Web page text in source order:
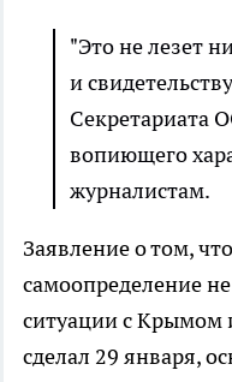
"Это не лезет
и
Секретариата
вопиющего
журналистам.
Заявление о том,
самоопределение
ситуации с Крымом
сделал 29 января,